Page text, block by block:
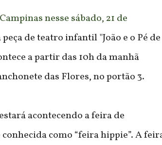
nesse sábado, 21 de
de teatro infantil "João e o Pé de
a partir das 10h da manhã
das Flores, no portão 3.
acontecendo a feira de
como “feira hippie”. A